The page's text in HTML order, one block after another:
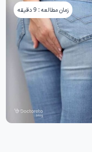
زمان مطالعه : 9 دقیقه